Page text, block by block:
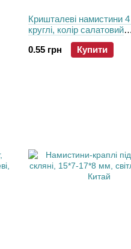
Кришталеві намистини
круглі, колір салатовий
райдужний
0.55 грн
Купити